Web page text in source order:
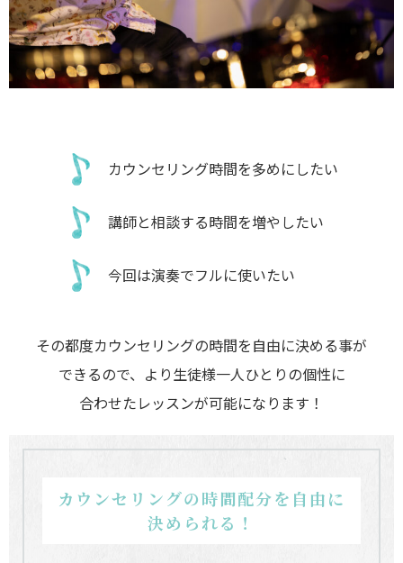
カウンセリング時間を多めにしたい
講師と相談する時間を増やしたい
今回は演奏でフルに使いたい
その都度カウンセリングの時間を自由に決める事が
できるので、より生徒様一人ひとりの個性に
合わせたレッスンが可能になります！
カウンセリングの時間配分を自由に
決められる！